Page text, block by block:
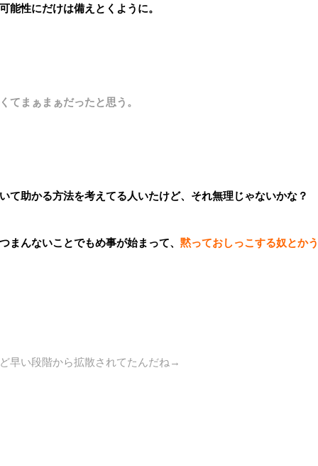
能性にだけは備えとくように。
てまぁまぁだったと思う。
て助かる方法を考えてる人いたけど、それ無理じゃないかな？
まんないことでもめ事が始まって、 黙っておしっこする奴とか
早い段階から拡散されてたんだね→